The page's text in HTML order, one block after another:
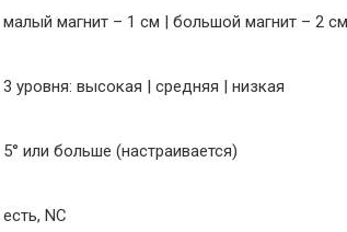
малый магнит – 1 см | большой магнит – 2 см
3 уровня: высокая | средняя | низкая
5° или больше (настраивается)
есть, NC